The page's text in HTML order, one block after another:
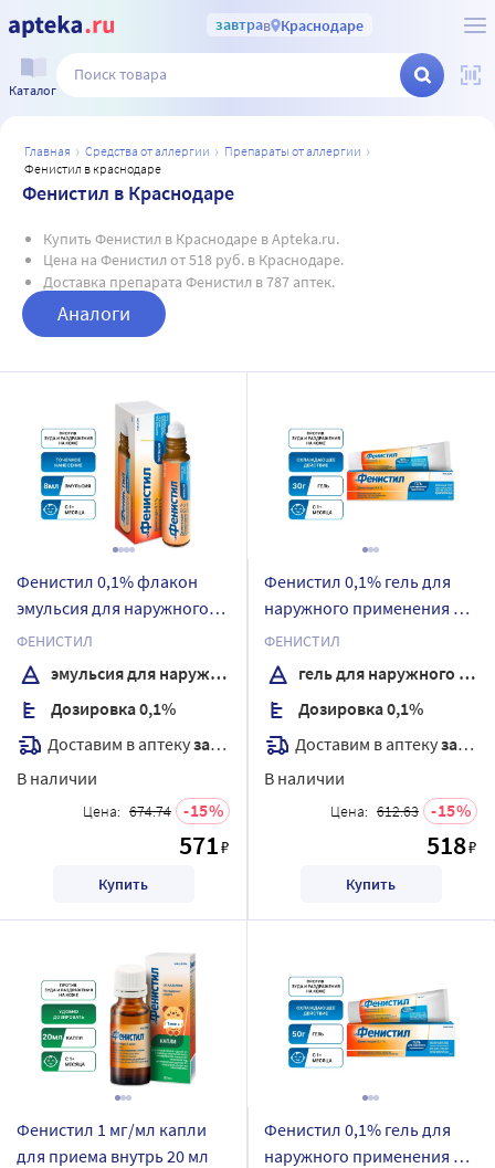
завтрав Краснодаре
Каталог
главная средства от аллергии
препараты от аллергии
фенистил в краснодаре
Фенистил в Краснодаре
Купить Фенистил в Краснодаре в Apteka.ru.
Цена на Фенистил от 518 руб. в Краснодаре.
Доставка препарата Фенистил в 787 аптек.
Аналоги
Фенистил 0,1% флакон
эмульсия для наружного
применения 8 мл
ФЕНИСТИЛ
эмульсия для наружного применения
Дозировка 0,1%
Доставим в аптекузавтра
В наличии
Цена: 674.74 15
571₽
Купить
Фенистил 0,1% гель для
наружного применения 30
гр
ФЕНИСТИЛ
гель для наружного применения
Дозировка 0,1%
Доставим в аптекузавтра
В наличии
Цена: 612.63 15
518₽
Купить
Фенистил 1 мг/мл капли
для приема внутрь 20 мл
Фенистил 0,1% гель для
наружного применения 50